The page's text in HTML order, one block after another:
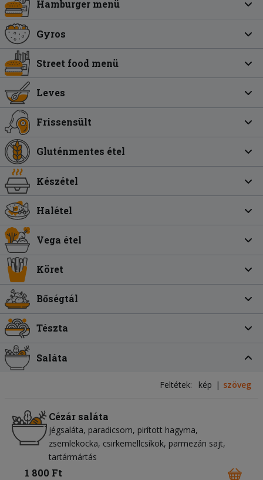
Hamburger menü
Gyros
Street food menü
Leves
Frissensült
Gluténmentes étel
Készétel
Halétel
Vega étel
Köret
Bőségtál
Tészta
Saláta
Feltétek: kép szöveg
Cézár saláta
jégsaláta paradicsom pirított hagyma
zsemlekocka csirkemellcsíkok parmezán sajt
tartármártás
1 800 Ft